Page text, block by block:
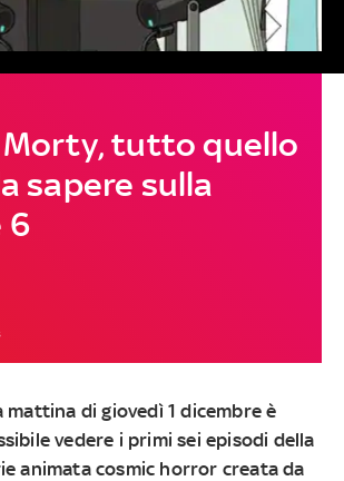
Morty, tutto quello
sapere sulla
6
mattina di giovedì 1 dicembre è
vedere i primi sei episodi della
animata cosmic horror creata da